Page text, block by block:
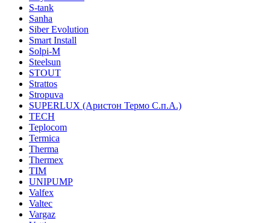
S-tank
Sanha
Siber Evolution
Smart Install
Solpi-M
Steelsun
STOUT
Strattos
Stropuva
SUPERLUX (Аристон Термо С.п.А.)
TECH
Teplocom
Termica
Therma
Thermex
TIM
UNIPUMP
Valfex
Valtec
Vargaz